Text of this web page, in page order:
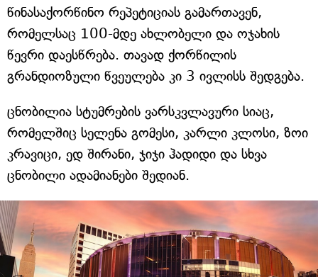
წინასაქორწინო რეპეტიციას გამართავენ,
რომელსაც 100-მდე ახლობელი და ოჯახის
წევრი დაესწრება. თავად ქორწილის
გრანდიოზული წვეულება კი 3 ივლისს შედგება.
ცნობილია სტუმრების ვარსკვლავური სიაც,
რომელშიც სელენა გომესი, კარლი კლოსი, ზოი
კრავიცი, ედ შირანი, ჯიჯი ჰადიდი და სხვა
ცნობილი ადამიანები შედიან.